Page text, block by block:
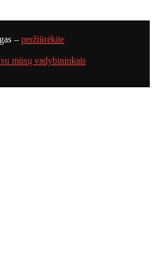
– peržiūrėkite
mūsų vadybininkais